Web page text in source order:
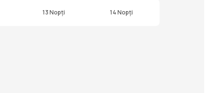
13 Nopți 14 Nopți